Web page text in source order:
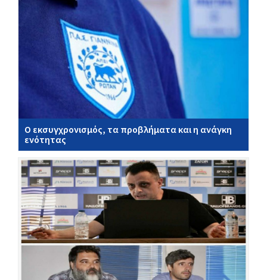
Ο εκσυγχρονισμός, τα προβλήματα και η ανάγκη
ενότητας